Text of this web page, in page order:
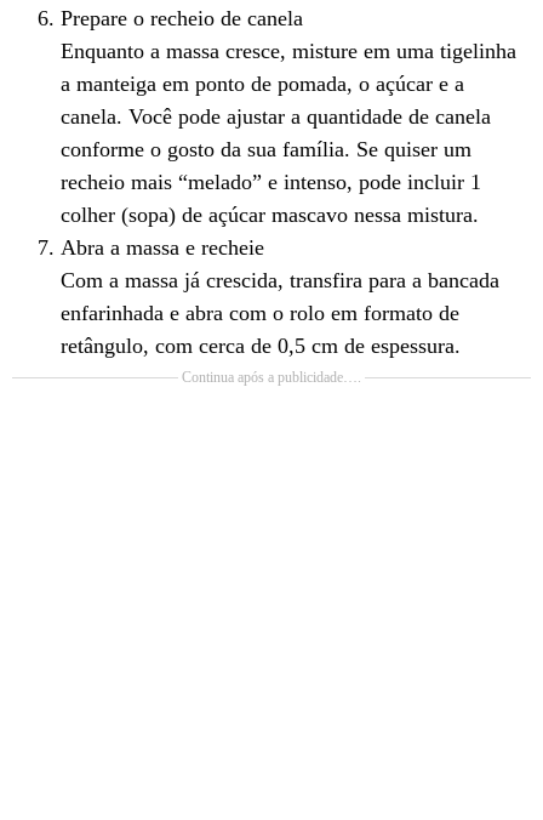
Prepare o recheio de canela
Enquanto a massa cresce, misture em uma tigelinha
a manteiga em ponto de pomada, o açúcar e a
canela. Você pode ajustar a quantidade de canela
conforme o gosto da sua família. Se quiser um
recheio mais “melado” e intenso, pode incluir 1
colher (sopa) de açúcar mascavo nessa mistura.
Abra a massa e recheie
Com a massa já crescida, transfira para a bancada
enfarinhada e abra com o rolo em formato de
retângulo, com cerca de 0,5 cm de espessura.
Continua após a publicidade….